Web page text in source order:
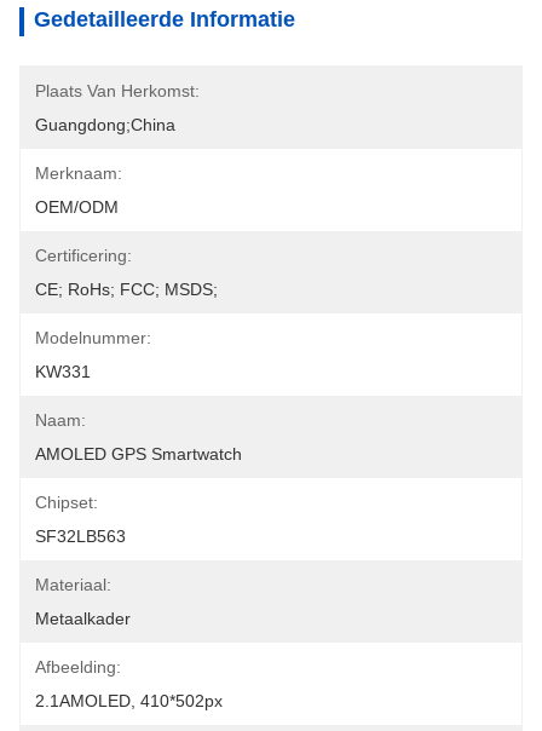
Gedetailleerde Informatie
Plaats Van Herkomst:
Guangdong;China
Merknaam:
OEM/ODM
Certificering:
CE; RoHs; FCC; MSDS;
Modelnummer:
KW331
Naam:
AMOLED GPS Smartwatch
Chipset:
SF32LB563
Materiaal:
Metaalkader
Afbeelding:
2.1AMOLED, 410*502px